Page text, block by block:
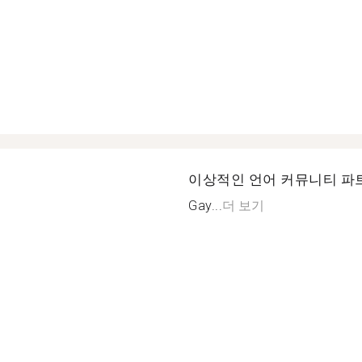
이상적인 언어 커뮤니티 파
Gay...더 보기